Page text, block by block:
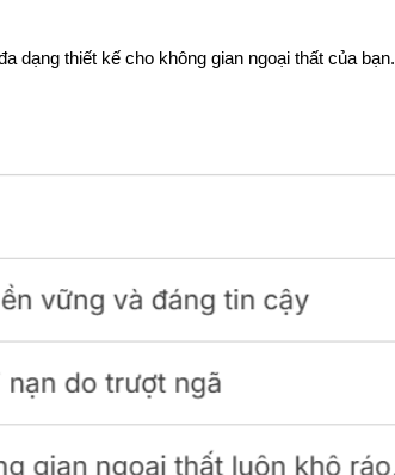
dạng thiết kế cho không gian ngoại thất của bạn.